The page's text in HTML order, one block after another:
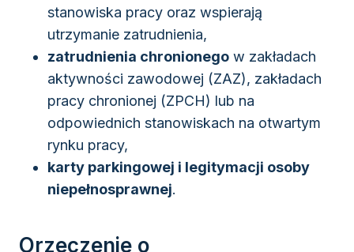
stanowiska pracy oraz wspierają
utrzymanie zatrudnienia,
zatrudnienia chronionego w zakładach
aktywności zawodowej (ZAZ), zakładach
pracy chronionej (ZPCH) lub na
odpowiednich stanowiskach na otwartym
rynku pracy,
karty parkingowej i legitymacji osoby
niepełnosprawnej.
Orzeczenie o